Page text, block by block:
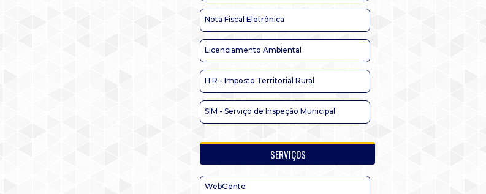
Nota Fiscal Eletrônica
Licenciamento Ambiental
ITR - Imposto Territorial Rural
SIM - Serviço de Inspeção Municipal
SERVIÇOS
WebGente